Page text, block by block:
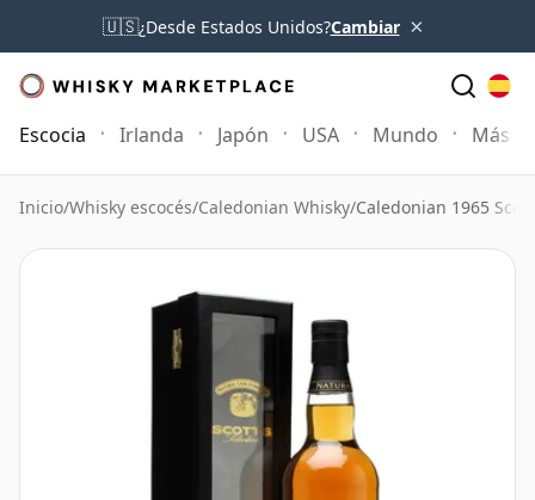
🇺🇸¿Desde Estados Unidos?Cambiar ×
Escocia Irlanda Japón USA Mundo Más
Inicio/Whisky escocés/Caledonian Whisky/Caledonian 1965